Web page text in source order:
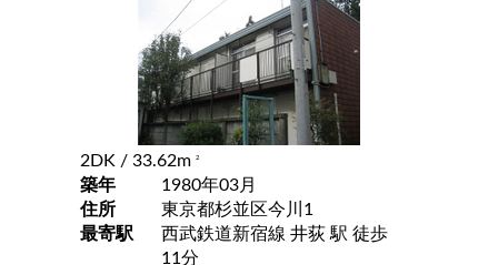
2DK / 33.62m 2
築年
1980年03月
住所
東京都杉並区今川1
最寄駅
西武鉄道新宿線 井荻 駅 徒歩
11分